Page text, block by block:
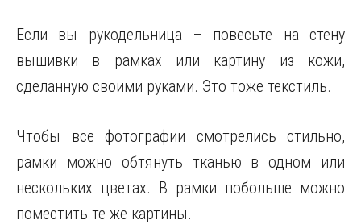
Если вы рукодельница – повесьте на стену
вышивки в рамках или картину из кожи,
сделанную своими руками. Это тоже текстиль.
Чтобы все фотографии смотрелись стильно,
рамки можно обтянуть тканью в одном или
нескольких цветах. В рамки побольше можно
поместить те же картины.